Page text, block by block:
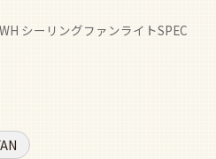
シーリングファンライトSPEC